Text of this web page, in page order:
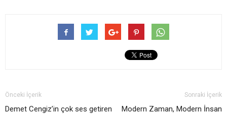
Önceki İçerik
Demet Cengiz’in çok ses getiren
Sonraki İçerik
Modern Zaman, Modern İnsan